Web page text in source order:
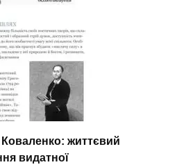
життєвий
видатної